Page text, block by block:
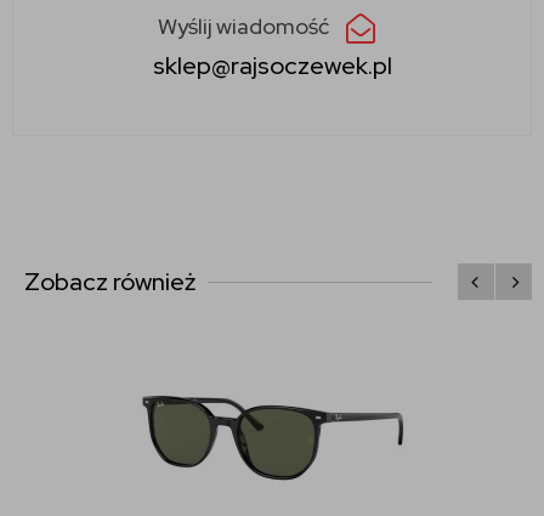
Wyślij wiadomość
sklep@rajsoczewek.pl
Zobacz również